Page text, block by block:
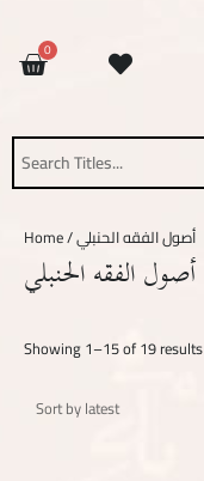
content0
CART
Home / أصول الفقه الحنبلي
أصول الفقه الحنبلي
Showing 1–15 of 19 results